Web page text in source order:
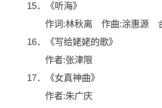
15．《听海》
作词:林秋离 作曲:涂惠源 合
16．《写给姥姥的歌》
作者:张津限
17．《女真神曲》
作者:朱广庆